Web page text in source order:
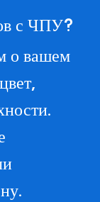
с ЧПУ?
о вашем